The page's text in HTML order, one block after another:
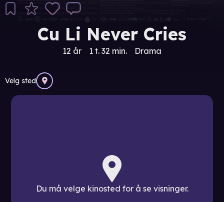
Cu Li Never Cries
12 år 1 t. 32 min. Drama
Velg sted
Du må velge kinosted for å se visninger.